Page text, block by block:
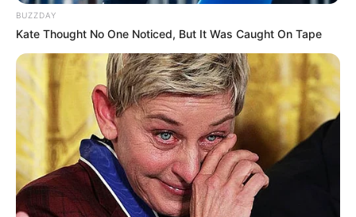
BUZZDAY
Kate Thought No One Noticed, But It Was Caught On Tape